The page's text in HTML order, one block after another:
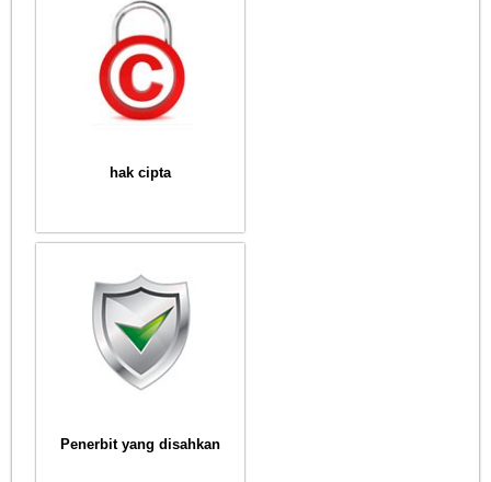
hak cipta
Penerbit yang disahkan